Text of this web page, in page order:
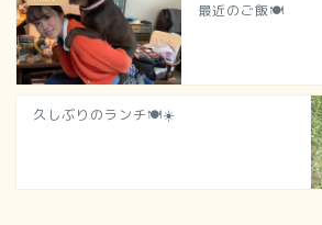
最近のご飯🍽
久しぶりのランチ🍽☀